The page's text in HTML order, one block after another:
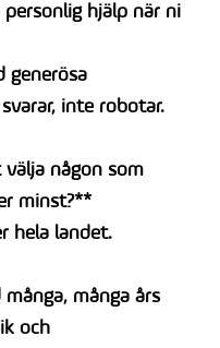
hjälp när ni
generösa
inte robotar.
någon som
minst?**
hela landet.
många års
och